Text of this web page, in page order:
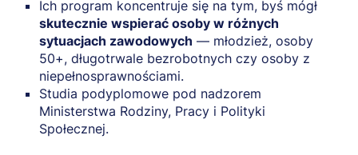
Ich program koncentruje się na tym, byś mógł
skutecznie wspierać osoby w różnych
sytuacjach zawodowych — młodzież, osoby
50+, długotrwale bezrobotnych czy osoby z
niepełnosprawnościami.
Studia podyplomowe pod nadzorem
Ministerstwa Rodziny, Pracy i Polityki
Społecznej.